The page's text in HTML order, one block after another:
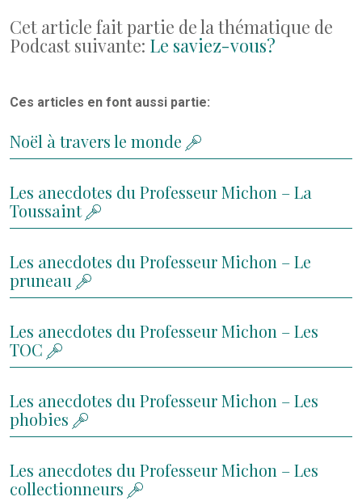
Cet article fait partie de la thématique de
Podcast suivante: Le saviez-vous?
Ces articles en font aussi partie:
Noël à travers le monde
Les anecdotes du Professeur Michon – La
Toussaint
Les anecdotes du Professeur Michon – Le
pruneau
Les anecdotes du Professeur Michon – Les
TOC
Les anecdotes du Professeur Michon – Les
phobies
Les anecdotes du Professeur Michon – Les
collectionneurs